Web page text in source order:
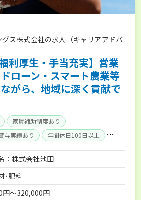
グス株式会社の求人（キャリアアドバ
利厚生・手当充実】営業
ローン・スマート農業等
がら、地域に深く貢献で
家賃補助制度あり
与実績あり
年間休日100日以上
社会保険完備
：株式会社池田
･肥料
円～320,000円